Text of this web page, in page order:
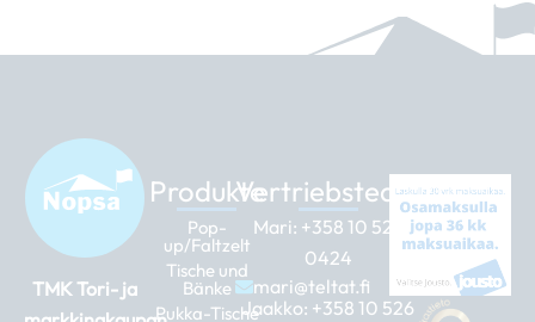
TMK Tori- ja
Produkte
Pop-
up/Faltzelt
Tische und
Bänke
Pukka-Tische
Vertriebsteam
Mari: +358 10 526
0424
mari@teltat.fi
Jaakko: +358 10 526